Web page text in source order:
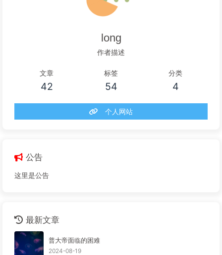
long
作者描述
文章
42
标签
54
分类
4
个人网站
公告
这里是公告
最新文章
普大帝面临的困难
2024-08-19